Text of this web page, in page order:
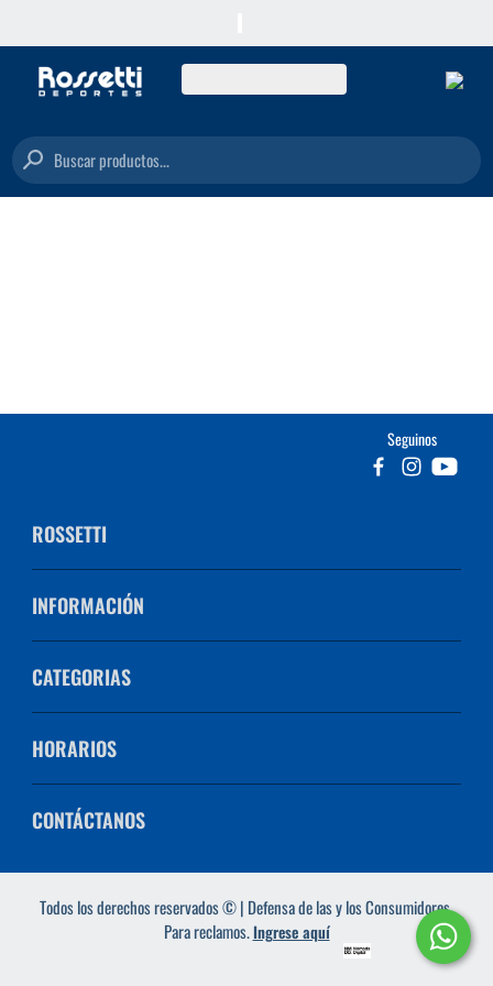
Buscar productos...
Seguinos
ROSSETTI
INFORMACIÓN
CATEGORIAS
HORARIOS
CONTÁCTANOS
Todos los derechos reservados © | Defensa de las y los Consumidores.
Para reclamos.Ingrese aquí